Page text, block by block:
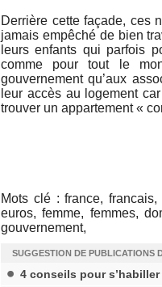
Derrière cette façade, ces
jamais empêché de bien
leurs enfants qui parfois
comme pour tout le
gouvernement qu’aux
leur accès au logement
trouver un appartement «
Mots clé : france,
euros, femme, femmes,
gouvernement,
SUGGESTION DE PUBLICATIONS
4 conseils pour